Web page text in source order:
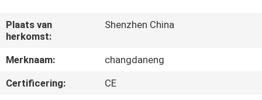
FABRIEKSRONDLEIDING
KWALITEITSCONTROLE
Plaats van
herkomst:
Shenzhen China
Merknaam:
changdaneng
Certificering:
CE